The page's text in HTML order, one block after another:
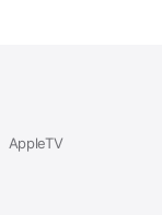
AppleTV